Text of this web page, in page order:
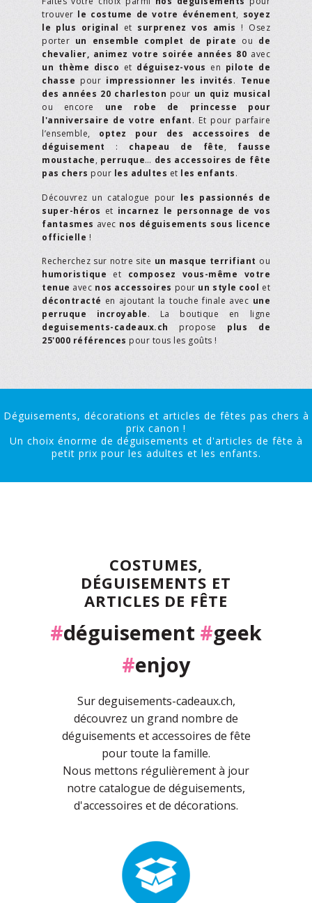
trouver le costume de votre événement, soyez
le plus original et surprenez vos amis ! Osez
porter un ensemble complet de pirate ou de
chevalier, animez votre soirée années 80 avec
un thème disco et déguisez-vous en pilote de
chasse pour impressionner les invités. Tenue
des années 20 charleston pour un quiz musical
ou encore une robe de princesse pour
l'anniversaire de votre enfant. Et pour parfaire
l’ensemble, optez pour des accessoires de
déguisement : chapeau de fête, fausse
moustache, perruque… des accessoires de fête
pas chers pour les adultes et les enfants.
Découvrez un catalogue pour les passionnés de
super-héros et incarnez le personnage de vos
fantasmes avec nos déguisements sous licence
officielle !
Recherchez sur notre site un masque terrifiant ou
humoristique et composez vous-même votre
tenue avec nos accessoires pour un style cool et
décontracté en ajoutant la touche finale avec une
perruque incroyable. La boutique en ligne
deguisements-cadeaux.ch propose plus de
25'000 références pour tous les goûts !
Déguisements, décorations et articles de fêtes pas chers à
prix canon !
Un choix énorme de déguisements et d'articles de fête à
petit prix pour les adultes et les enfants.
COSTUMES,
DÉGUISEMENTS ET
ARTICLES DE FÊTE
#déguisement #geek
#enjoy
Sur deguisements-cadeaux.ch,
découvrez un grand nombre de
déguisements et accessoires de fête
pour toute la famille.
Nous mettons régulièrement à jour
notre catalogue de déguisements,
d'accessoires et de décorations.